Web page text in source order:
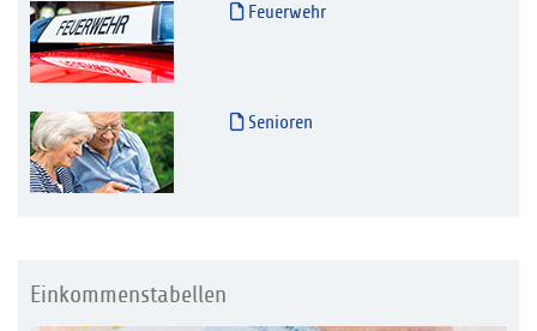
Feuerwehr
Senioren
Einkommenstabellen